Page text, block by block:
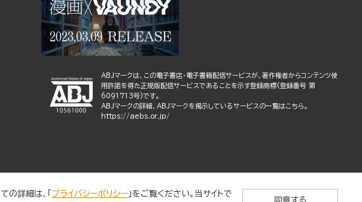
ABJマークは、この電子書店・電子書籍配信サービスが、著作権者からコンテンツ使
用許諾を得た正規版配信サービスであることを示す登録商標(登録番号 第
6091713号)です。
ABJマークの詳細、ABJマークを掲示しているサービスの一覧はこちら。
https://aebs.or.jp/
詳細は、「 プライバシーポリシー 」をご覧ください。当サイトで
同意する